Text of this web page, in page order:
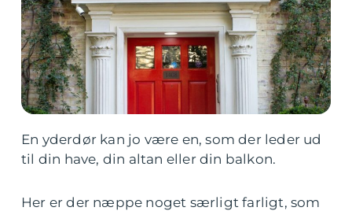
En yderdør kan jo være en, som der leder ud
til din have, din altan eller din balkon.
Her er der næppe noget særligt farligt, som